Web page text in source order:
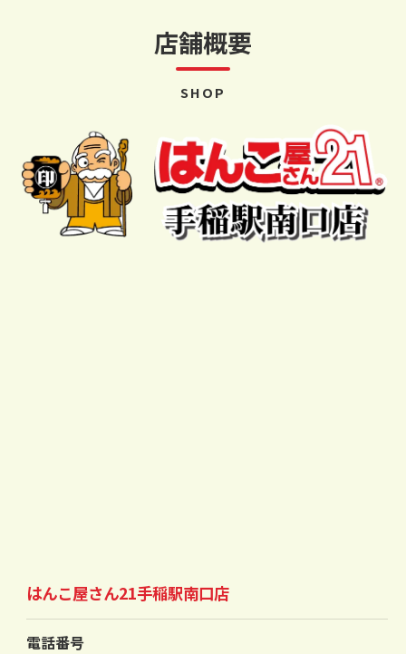
店舗概要
SHOP
はんこ屋さん21手稲駅南口店
電話番号